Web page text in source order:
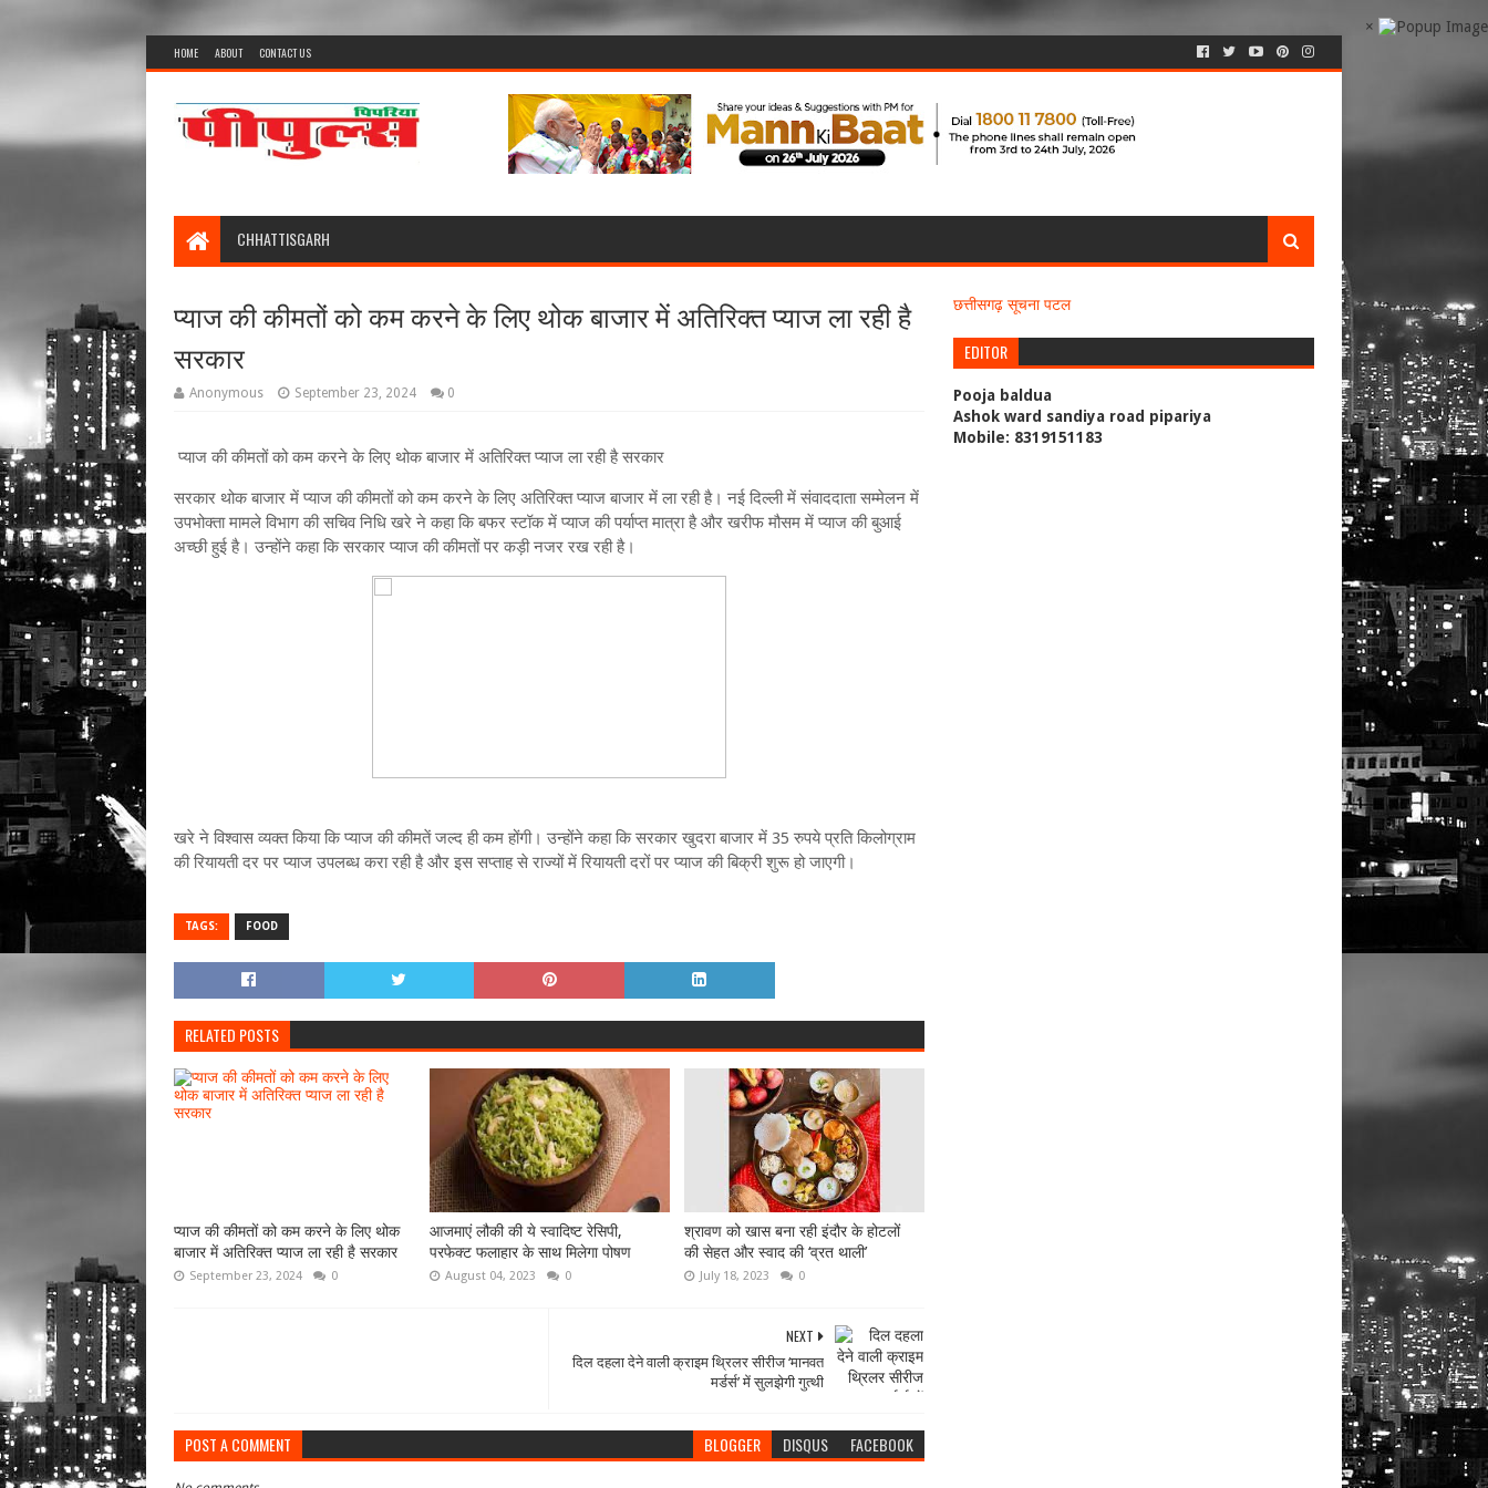
×
HOME ABOUT CONTACT US
CHHATTISGARH
प्‍याज की कीमतों को कम करने के लिए थोक बाजार में अतिरिक्‍त प्‍याज ला रही है
सरकार
Anonymous September 23, 2024 0
प्‍याज की कीमतों को कम करने के लिए थोक बाजार में अतिरिक्‍त प्‍याज ला रही है सरकार
सरकार थोक बाजार में प्‍याज की कीमतों को कम करने के लिए अतिरिक्‍त प्‍याज बाजार में ला रही है। नई दिल्ली में संवाददाता सम्मेलन में
उपभोक्ता मामले विभाग की सचिव निधि खरे ने कहा कि बफर स्टॉक में प्याज की पर्याप्त मात्रा है और खरीफ मौसम में प्याज की बुआई
अच्छी हुई है। उन्होंने कहा कि सरकार प्याज की कीमतों पर कड़ी नजर रख रही है।
खरे ने विश्वास व्‍यक्‍त किया कि प्याज की कीमतें जल्द ही कम होंगी। उन्होंने कहा कि सरकार खुदरा बाजार में 35 रुपये प्रति किलोग्राम
की रियायती दर पर प्याज उपलब्‍ध करा रही है और इस सप्ताह से राज्यों में रियायती दरों पर प्याज की बिक्री शुरू हो जाएगी।
TAGS: FOOD
RELATED POSTS
प्‍याज की कीमतों को कम करने के लिए थोक
बाजार में अतिरिक्‍त प्‍याज ला रही है सरकार
September 23, 2024 0
आजमाएं लौकी की ये स्वादिष्ट रेसिपी,
परफेक्ट फलाहार के साथ मिलेगा पोषण
August 04, 2023 0
श्रावण को खास बना रही इंदौर के होटलों
की सेहत और स्वाद की ‘व्रत थाली’
July 18, 2023 0
NEXT
दिल दहला देने वाली क्राइम थ्रिलर सीरीज ‘मानवत
मर्डर्स’ में सुलझेगी गुत्थी
POST A COMMENT BLOGGER DISQUS FACEBOOK
छत्तीसगढ़ सूचना पटल
EDITOR
Pooja baldua
Ashok ward sandiya road pipariya
Mobile: 8319151183